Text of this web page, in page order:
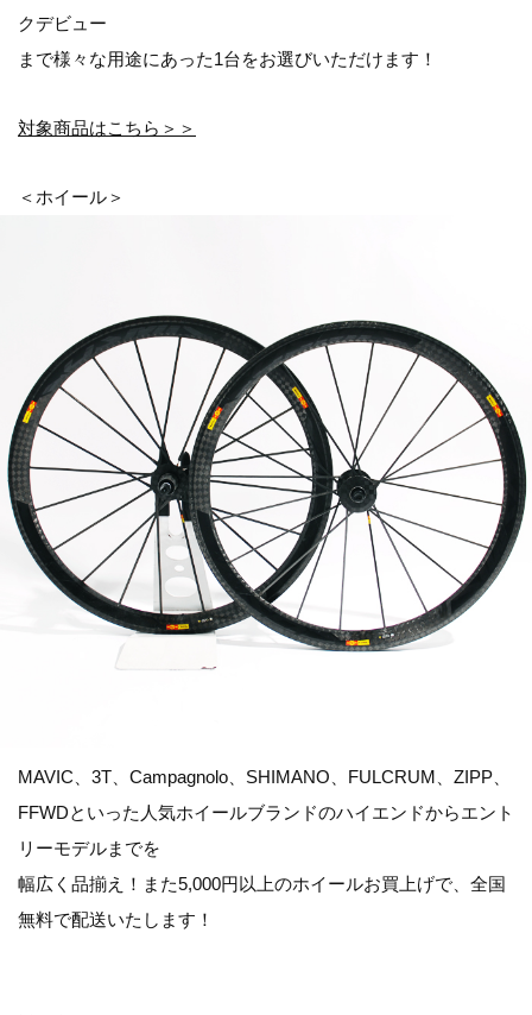
クデビュー
まで様々な用途にあった1台をお選びいただけます！
対象商品はこちら＞＞
＜ホイール＞
MAVIC、3T、Campagnolo、SHIMANO、FULCRUM、ZIPP、
FFWDといった人気ホイールブランドのハイエンドからエント
リーモデルまでを
幅広く品揃え！また5,000円以上のホイールお買上げで、全国
無料で配送いたします！